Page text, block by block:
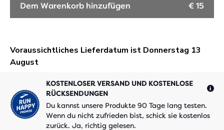
Dem Warenkorb hinzufügen € 15
KOSTENLOSER VERSAND UND KOSTENLOSE
RÜCKSENDUNGEN
Du kannst unsere Produkte 90 Tage lang testen.
Wenn du nicht zufrieden bist, schick sie kostenlos
zurück. Ja, richtig gelesen.